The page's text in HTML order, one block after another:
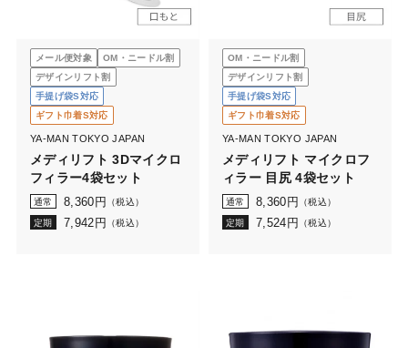
メール便対象
OM・ニードル割
デザインリフト割
手提げ袋S対応
ギフト巾着S対応
YA-MAN TOKYO JAPAN
メディリフト 3Dマイクロ
フィラー4袋セット
通常 8,360 円 （税込）
定期 7,942 円 （税込）
OM・ニードル割
デザインリフト割
手提げ袋S対応
ギフト巾着S対応
YA-MAN TOKYO JAPAN
メディリフト マイクロフ
ィラー 目尻 4袋セット
通常 8,360 円 （税込）
定期 7,524 円 （税込）